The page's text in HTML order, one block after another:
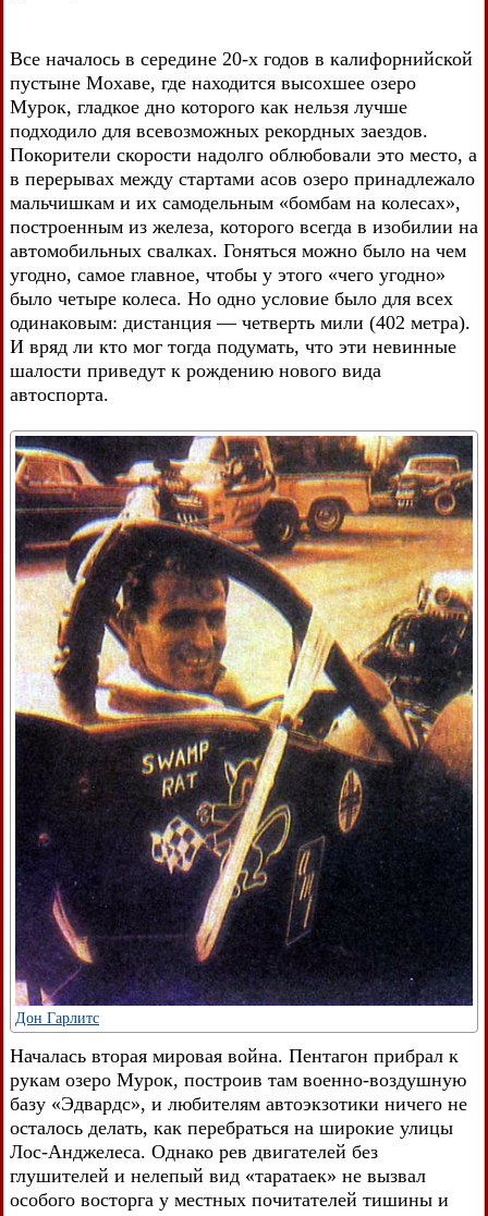
Все началось в середине 20-х годов в калифорнийской
пустыне Мохаве, где находится высохшее озеро
Мурок, гладкое дно которого как нельзя лучше
подходило для всевозможных рекордных заездов.
Покорители скорости надолго облюбовали это место, а
в перерывах между стартами асов озеро принадлежало
мальчишкам и их самодельным «бомбам на колесах»,
построенным из железа, которого всегда в изобилии на
автомобильных свалках. Гоняться можно было на чем
угодно, самое главное, чтобы у этого «чего угодно»
было четыре колеса. Но одно условие было для всех
одинаковым: дистанция — четверть мили (402 метра).
И вряд ли кто мог тогда подумать, что эти невинные
шалости приведут к рождению нового вида
автоспорта.
Дон Гарлитс
Началась вторая мировая война. Пентагон прибрал к
рукам озеро Мурок, построив там военно-воздушную
базу «Эдвардс», и любителям автоэкзотики ничего не
осталось делать, как перебраться на широкие улицы
Лос-Анджелеса. Однако рев двигателей без
глушителей и нелепый вид «таратаек» не вызвал
особого восторга у местных почитателей тишины и